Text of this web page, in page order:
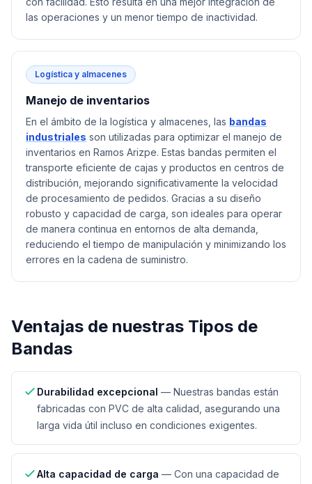
las operaciones y un menor tiempo de inactividad.
Logística y almacenes
Manejo de inventarios
En el ámbito de la logística y almacenes, las bandas
industriales son utilizadas para optimizar el manejo de
inventarios en Ramos Arizpe. Estas bandas permiten el
transporte eficiente de cajas y productos en centros de
distribución, mejorando significativamente la velocidad
de procesamiento de pedidos. Gracias a su diseño
robusto y capacidad de carga, son ideales para operar
de manera continua en entornos de alta demanda,
reduciendo el tiempo de manipulación y minimizando los
errores en la cadena de suministro.
Ventajas de nuestras Tipos de
Bandas
Durabilidad excepcional — Nuestras bandas están
fabricadas con PVC de alta calidad, asegurando una
larga vida útil incluso en condiciones exigentes.
Alta capacidad de carga — Con una capacidad de